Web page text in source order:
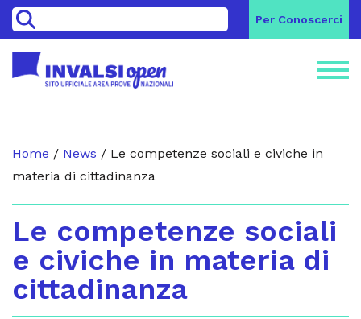
> Per Conoscerci
Home / News / Le competenze sociali e civiche in
materia di cittadinanza
Le competenze sociali
e civiche in materia di
cittadinanza